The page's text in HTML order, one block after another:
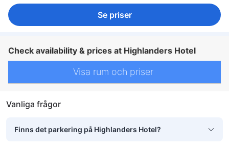
Se priser
Check availability & prices at Highlanders Hotel
Visa rum och priser
Vanliga frågor
Finns det parkering på Highlanders Hotel?